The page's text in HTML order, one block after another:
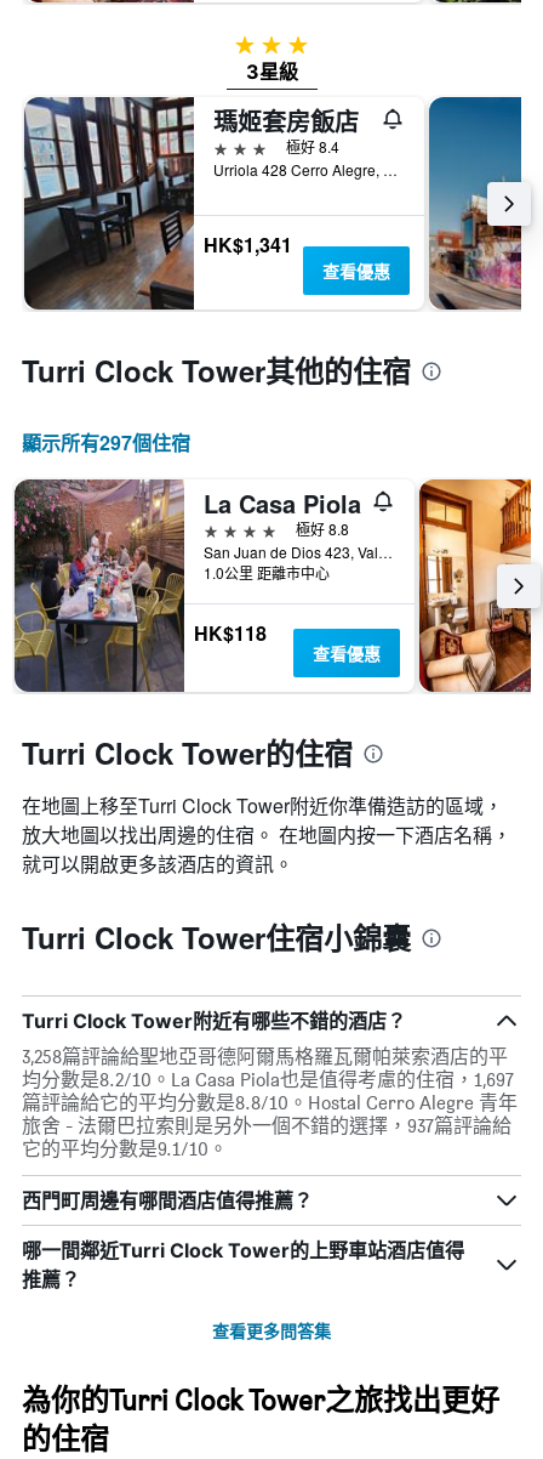
3星級
3星級
瑪姬套房飯店
3星級
極好 8.4
Urriola 428 Cerro Alegre, Valparaiso/瓦爾帕萊索, 智利
HK$1,341
查看優惠
Turri Clock Tower​其他的住宿
顯示所有297​個住宿
La Casa Piola
4星級
極好 8.8
San Juan de Dios 423, Valparaiso/瓦爾帕萊索, 智利
1.0公里 距離市中心
HK$118
查看優惠
Turri Clock Tower的住宿
在地圖上移至Turri Clock Tower​​附近你準備造訪的區域，
放大地圖以找出周邊的住宿。 在地圖内按一下酒店名稱，
就可以開啟更多該酒店的資訊。
Turri Clock Tower住宿小錦囊
Turri Clock Tower附近有哪些不錯的酒店？
3,258篇評論給聖地亞哥德阿爾馬格羅瓦爾帕萊索酒店的平
均分數是8.2/10。La Casa Piola也是值得考慮的住宿，1,697
篇評論給它的平均分數是8.8/10。Hostal Cerro Alegre 青年
旅舍 - 法爾巴拉索則是另外一個不錯的選擇，937篇評論給
它的平均分數是9.1/10。
西門町周邊有哪間酒店值得推薦？
哪一間鄰近Turri Clock Tower的上野車站酒店值得
推薦？
查看更多問答集
為你的Turri Clock Tower之旅找出更好
的住宿